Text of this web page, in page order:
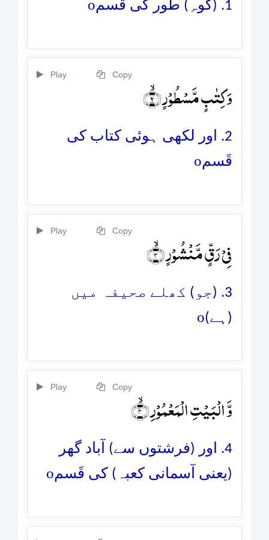
1. (کوہِ) طُور کی قَسم o
Play Copy
وَ کِتٰبٍ مَّسۡطُوۡرٍ ۙ﴿۲﴾
2. اور لکھی ہوئی کتاب کی
قَسمo
Play Copy
فِیۡ رَقٍّ مَّنۡشُوۡرٍ ۙ﴿۳﴾
3. (جو) کھلے صحیفہ میں
(ہے)o
Play Copy
وَّ الۡبَیۡتِ الۡمَعۡمُوۡرِ ۙ﴿۴﴾
4. اور (فرشتوں سے) آباد گھر
(یعنی آسمانی کعبہ) کی قَسمo